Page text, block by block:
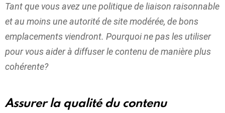
Tant que vous avez une politique de liaison raisonnable
et au moins une autorité de site modérée, de bons
emplacements viendront. Pourquoi ne pas les utiliser
pour vous aider à diffuser le contenu de manière plus
cohérente?
Assurer la qualité du contenu